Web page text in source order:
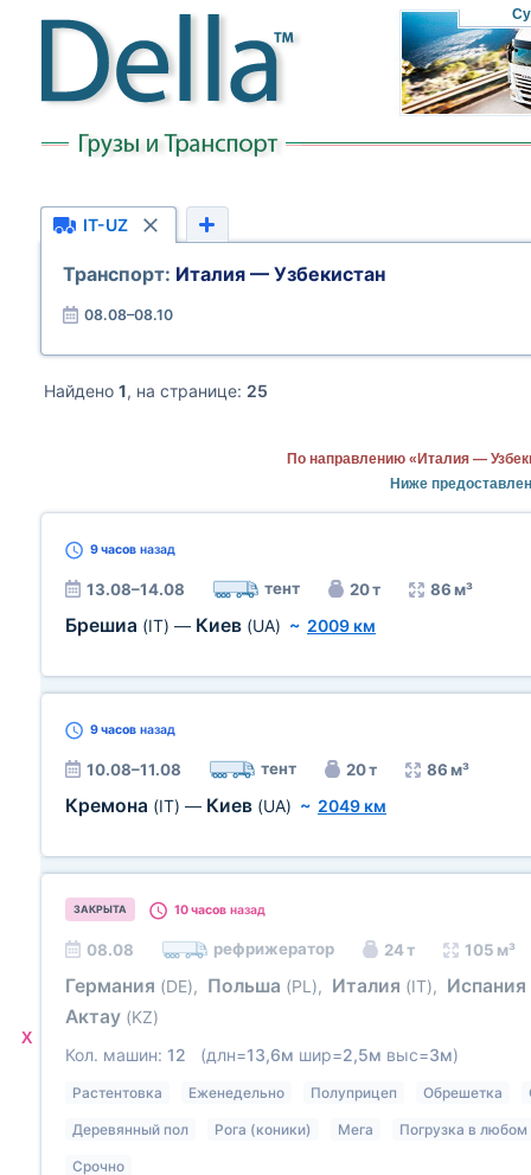
IT-UZ
Транспорт: Италия — Узбекистан
08.08–08.10
Найдено 1, на странице: 25
По направлению «Италия —
Ниже
9 часов назад
13.08–14.08 тент 20 т 86 м³
Брешиа (IT) — Киев (UA) ~ 2009 км
9 часов назад
10.08–11.08 тент 20 т 86 м³
Кремона (IT) — Киев (UA) ~ 2049 км
X
ЗАКРЫТА 10 часов назад
08.08 рефрижератор 24 т 105 м³
Германия (DE), Польша (PL), Италия (IT), Испания
Актау (KZ)
Кол. машин: 12 (длн=13,6м шир=2,5м выс=3м)
Растентовка Еженедельно Полуприцеп Обрешетка
Деревянный пол Рога (коники) Мега Погрузка в любом
Срочно